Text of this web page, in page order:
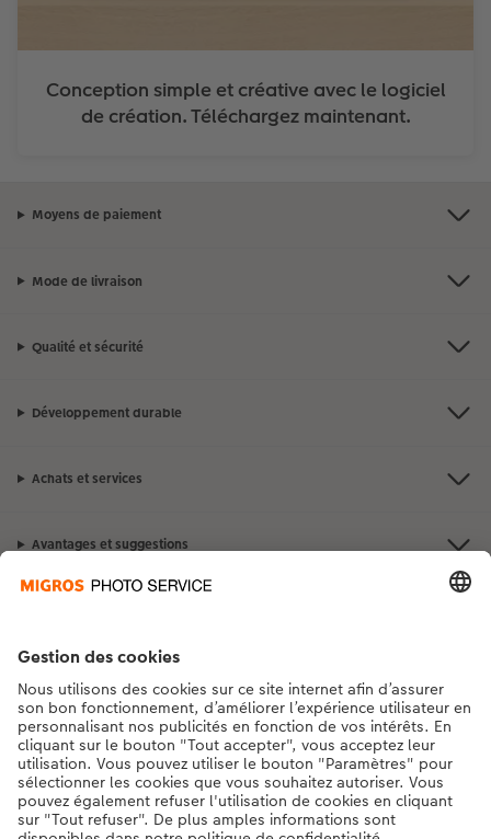
Conception simple et créative avec le logiciel
de création. Téléchargez maintenant.
Moyens de paiement
Mode de livraison
Qualité et sécurité
Développement durable
Achats et services
Avantages et suggestions
Si vous avez des questions concernant nos produits ou votre commande,
n'hésitez pas à nous contacter du lundi au dimanche, de 9h00 à 20h00
(hors jours fériés), au numéro de téléphone043 5500 295• 7j/7 • de 9h à
20h
DE|FR |IT